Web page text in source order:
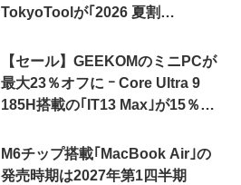
TokyoToolが｢2026 夏割
【セール】GEEKOMのミニPCが
最大23％オフに ｰ Core Ultra 9
185H搭載の｢IT13 Max｣が15％オ
M6チップ搭載｢MacBook Air｣の
発売時期は2027年第1四半期